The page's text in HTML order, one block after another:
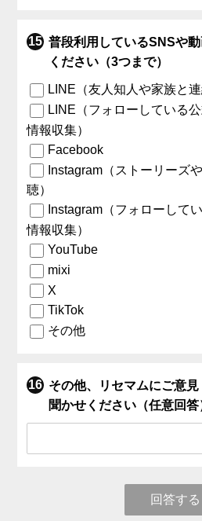
普段利用しているSNSや
ください（3つまで）
LINE（友人知人や家族と連
LINE（フォローしている
情報収集）
Facebook
Instagram（ストーリーズ
聴）
Instagram（フォローして
情報収集）
YouTube
mixi
X
TikTok
その他
その他、リセマムにご意
聞かせください（任意回答
回答する